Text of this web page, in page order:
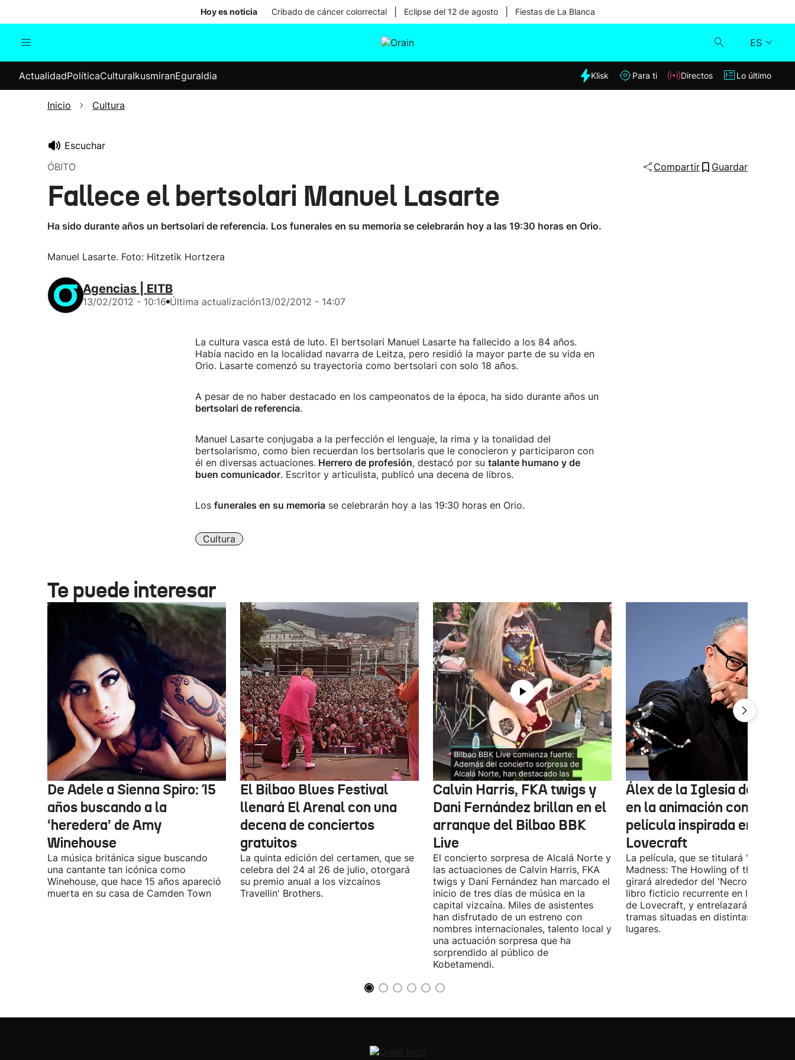
Hoy es noticia Cribado de cáncer colorrectal Eclipse del 12 de agosto Fiestas de La Blanca
ES
Internacional
Elecciones
Klisk
ActualidadPolíticaCulturaIkusmiranEguraldia Klisk Para ti Directos Lo último
Inicio Cultura
Escuchar
ÓBITO
Compartir Guardar
Fallece el bertsolari Manuel Lasarte
Ha sido durante años un bertsolari de referencia. Los funerales en su memoria se celebrarán hoy a las 19:30 horas en Orio.
Manuel Lasarte. Foto: Hitzetik Hortzera
Agencias | EITB
13/02/2012 - 10:16 Última actualización13/02/2012 - 14:07
La cultura vasca está de luto. El bertsolari Manuel Lasarte ha fallecido a los 84 años.
Había nacido en la localidad navarra de Leitza, pero residió la mayor parte de su vida en
Orio. Lasarte comenzó su trayectoria como bertsolari con solo 18 años.
A pesar de no haber destacado en los campeonatos de la época, ha sido durante años un
bertsolari de referencia.
Manuel Lasarte conjugaba a la perfección el lenguaje, la rima y la tonalidad del
bertsolarismo, como bien recuerdan los bertsolaris que le conocieron y participaron con
él en diversas actuaciones. Herrero de profesión, destacó por su talante humano y de
buen comunicador. Escritor y articulista, publicó una decena de libros.
Los funerales en su memoriase celebrarán hoy a las 19:30 horas en Orio.
Cultura
Te puede interesar
De Adele a Sienna Spiro: 15
años buscando a la
‘heredera’ de Amy
Winehouse
La música británica sigue buscando
una cantante tan icónica como
Winehouse, que hace 15 años apareció
muerta en su casa de Camden Town
El Bilbao Blues Festival
llenará El Arenal con una
decena de conciertos
gratuitos
La quinta edición del certamen, que se
celebra del 24 al 26 de julio, otorgará
su premio anual a los vizcaínos
Travellin' Brothers.
Calvin Harris, FKA twigs y
Dani Fernández brillan en el
arranque del Bilbao BBK
Live
El concierto sorpresa de Alcalá Norte y
las actuaciones de Calvin Harris, FKA
twigs y Dani Fernández han marcado el
inicio de tres días de música en la
capital vizcaína. Miles de asistentes
han disfrutado de un estreno con
nombres internacionales, talento local y
una actuación sorpresa que ha
sorprendido al público de
Kobetamendi.
Álex de la Iglesia debutará
en la animación con una
película inspirada en
Lovecraft
La película, que se titulará 'Ages of
Madness: The Howling of the Jinn',
girará alrededor del 'Necronomicón',
libro ficticio recurrente en los relatos
de Lovecraft, y entrelazará varias
tramas situadas en distintas épocas y
lugares.